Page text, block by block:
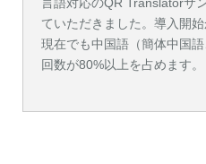
ていただきました。導入開
現在でも中国語（簡体中国
回数が80%以上を占めます。